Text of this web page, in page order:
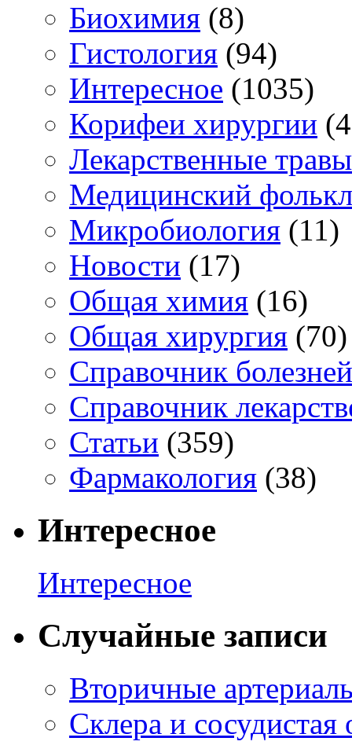
Биохимия (8)
Гистология (94)
Интересное (1035)
Корифеи хирургии
Лекарственные травы
Медицинский
Микробиология (11)
Новости (17)
Общая химия (16)
Общая хирургия (70)
Справочник болезней
Справочник
Статьи (359)
Фармакология (38)
Интересное
Интересное
Случайные записи
Вторичные
Склера и сосудистая